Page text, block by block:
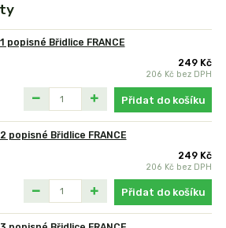
popisné Břidlice FRANCE
249 Kč
206 Kč bez DPH
Přidat do košíku
popisné Břidlice FRANCE
249 Kč
206 Kč bez DPH
Přidat do košíku